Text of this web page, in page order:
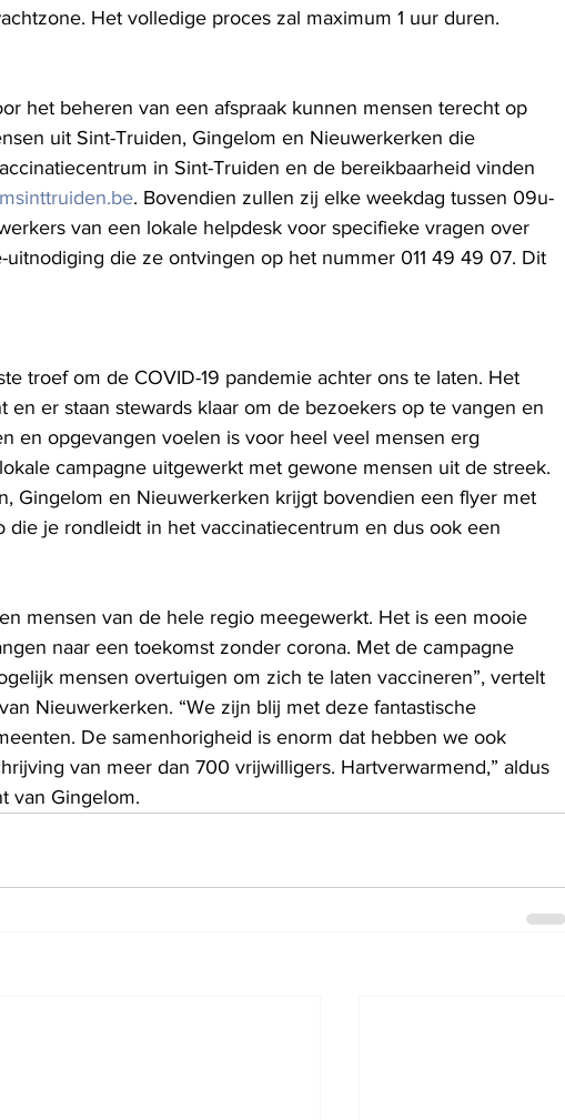
Het volledige proces zal maximum 1 uur duren.
het beheren van een afspraak kunnen mensen terecht op
uit Sint-Truiden, Gingelom en Nieuwerkerken die
in Sint-Truiden en de bereikbaarheid vinden
. Bovendien zullen zij elke weekdag tussen 09u-
van een lokale helpdesk voor specifieke vragen over
uitnodiging die ze ontvingen op het nummer 011 49 49 07. Dit
troef om de COVID-19 pandemie achter ons te laten. Het
en er staan stewards klaar om de bezoekers op te vangen en
en opgevangen voelen is voor heel veel mensen erg
campagne uitgewerkt met gewone mensen uit de streek.
Gingelom en Nieuwerkerken krijgt bovendien een flyer met
die je rondleidt in het vaccinatiecentrum en dus ook een
mensen van de hele regio meegewerkt. Het is een mooie
naar een toekomst zonder corona. Met de campagne
mensen overtuigen om zich te laten vaccineren”, vertelt
Nieuwerkerken. “We zijn blij met deze fantastische
De samenhorigheid is enorm dat hebben we ook
van meer dan 700 vrijwilligers. Hartverwarmend,” aldus
van Gingelom.